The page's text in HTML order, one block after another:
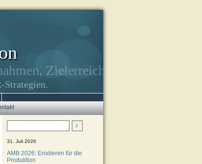
31. Juli 2026
AMB 2026: Erodieren für die
Produktion
Zielerreichung.
Strategien.